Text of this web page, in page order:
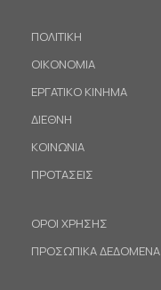
ΠΟΛΙΤΙΚΗ
ΟΙΚΟΝΟΜΙΑ
ΕΡΓΑΤΙΚΟ ΚΙΝΗΜΑ
ΔΙΕΘΝΗ
ΚΟΙΝΩΝΙΑ
ΠΡΟΤΑΣΕΙΣ
ΟΡΟΙ ΧΡΗΣΗΣ
ΠΡΟΣΩΠΙΚΑ ΔΕΔΟΜΕΝΑ